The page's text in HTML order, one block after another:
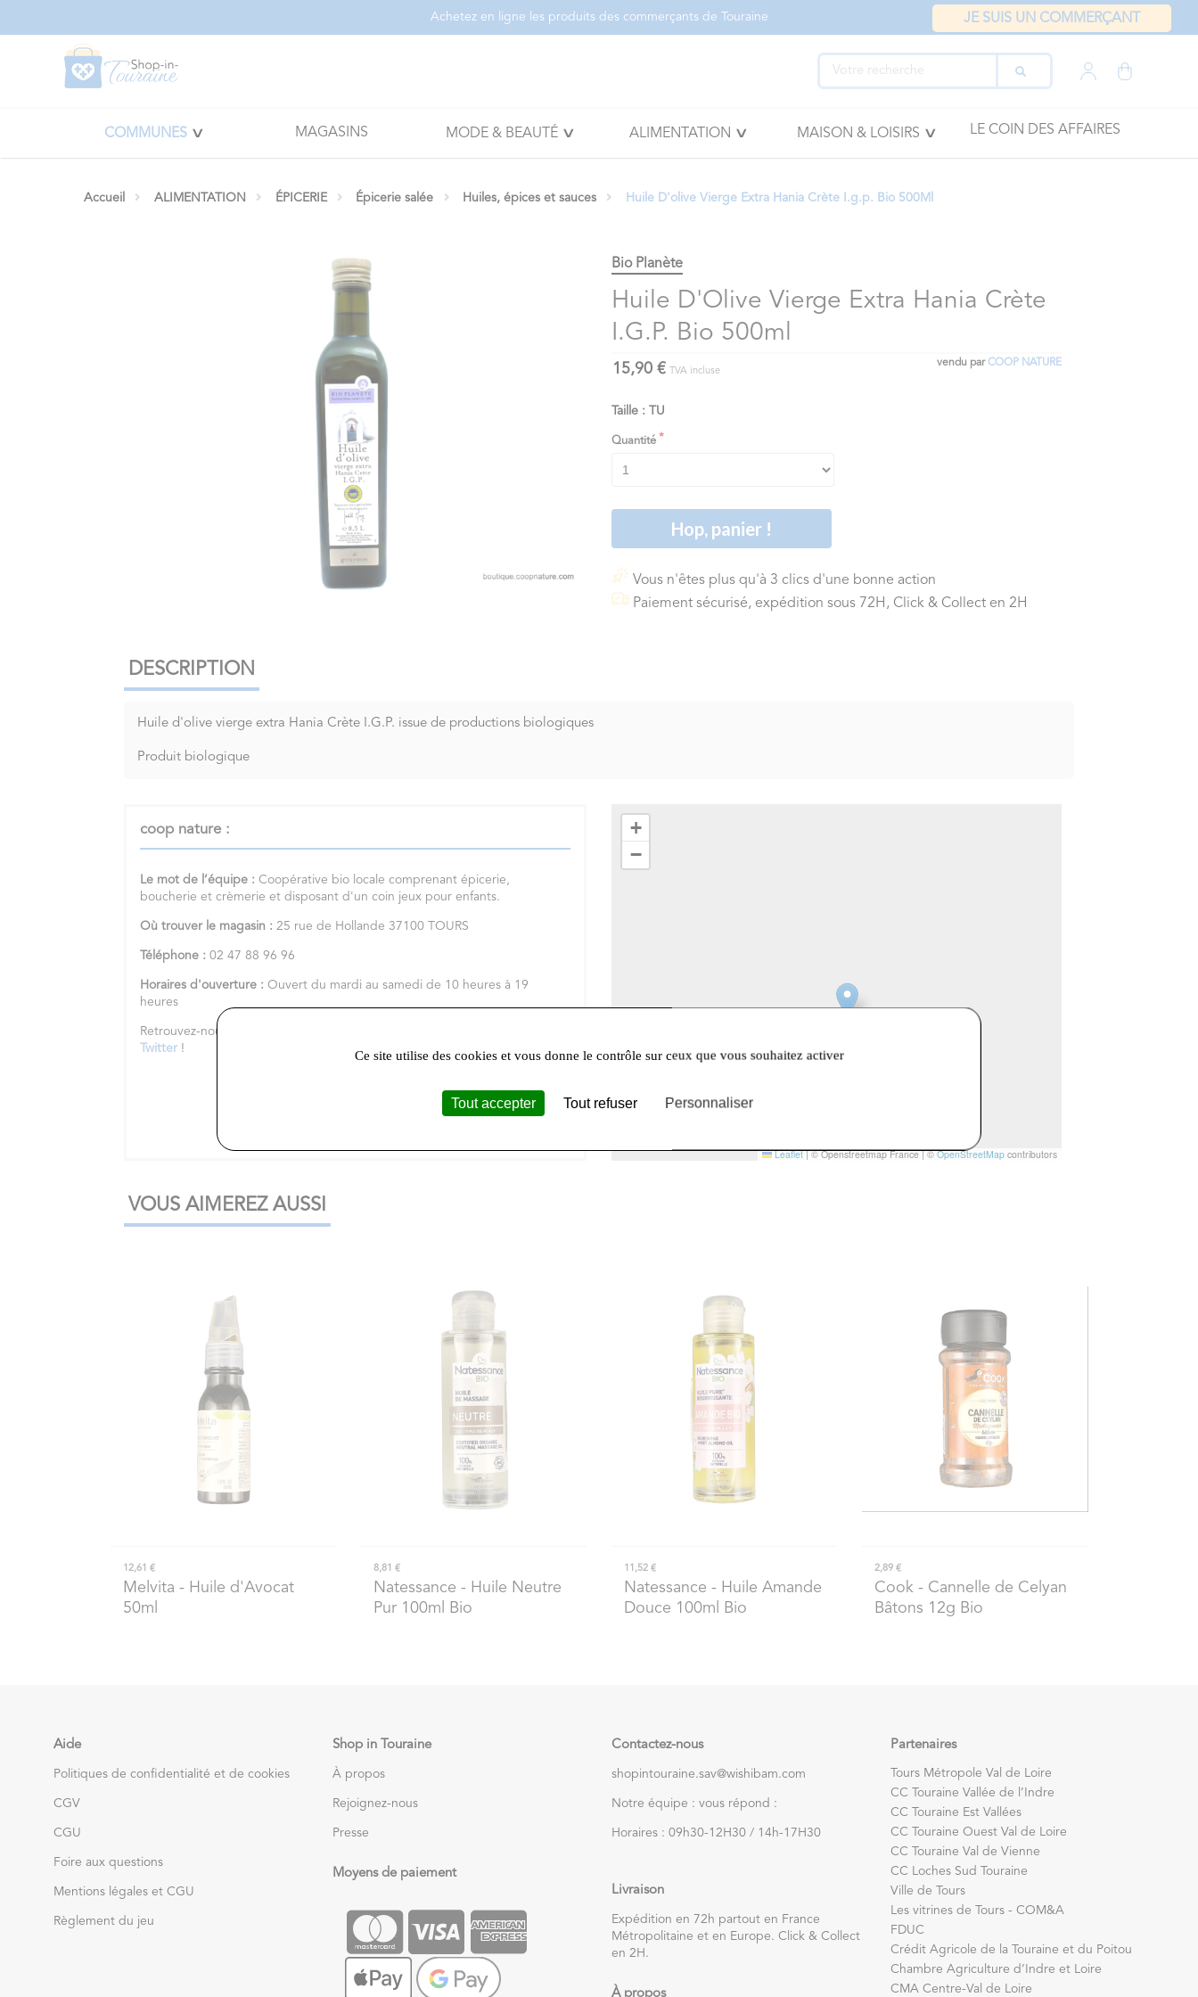
Achetez en ligne les produits des commerçants de Touraine JE SUIS UN COMMERÇANT
COMMUNES MAGASINS MODE & BEAUTÉ ALIMENTATION MAISON & LOISIRS LE COIN DES AFFAIRES
Accueil ALIMENTATION ÉPICERIE Épicerie salée Huiles, épices et sauces Huile D'olive Vierge Extra Hania Crète I.g.p. Bio 500Ml
Bio Planète
Huile D'Olive Vierge Extra Hania Crète
I.G.P. Bio 500ml
vendu parCOOP NATURE
15,90 € TVA incluse
Taille : TU
Quantité
Hop, panier !
Vous n'êtes plus qu'à 3 clics d'une bonne action
Paiement sécurisé, expédition sous 72H, Click & Collect en 2H
DESCRIPTION
Huile d'olive vierge extra Hania Crète I.G.P. issue de productions biologiques
Produit biologique
coop nature :
Le mot de l’équipe :Coopérative bio locale comprenant épicerie,
boucherie et crèmerie et disposant d'un coin jeux pour enfants.
Où trouver le magasin :25 rue de Hollande 37100 TOURS
Téléphone :02 47 88 96 96
Horaires d'ouverture :Ouvert du mardi au samedi de 10 heures à 19
heures
Retrouvez-nous sur notre
Twitter !
+
−
Leaflet |© Openstreetmap France | ©OpenStreetMapcontributors
VOUS AIMEREZ AUSSI
12,61 €
Melvita - Huile d'Avocat
50ml
8,81 €
Natessance - Huile Neutre
Pur 100ml Bio
11,52 €
Natessance - Huile Amande
Douce 100ml Bio
2,89 €
Cook - Cannelle de Celyan
Bâtons 12g Bio
Aide
Politiques de confidentialité et de cookies
CGV
CGU
Foire aux questions
Mentions légales et CGU
Règlement du jeu
Shop in Touraine
À propos
Rejoignez-nous
Presse
Moyens de paiement
Contactez-nous
shopintouraine.sav@wishibam.com
Notre équipe : vous répond :
Horaires : 09h30-12H30 / 14h-17H30
Livraison
Expédition en 72h partout en France
Métropolitaine et en Europe. Click & Collect
en 2H.
À propos
Partenaires
Tours Métropole Val de Loire
CC Touraine Vallée de l’Indre
CC Touraine Est Vallées
CC Touraine Ouest Val de Loire
CC Touraine Val de Vienne
CC Loches Sud Touraine
Ville de Tours
Les vitrines de Tours - COM&A
FDUC
Crédit Agricole de la Touraine et du Poitou
Chambre Agriculture d’Indre et Loire
CMA Centre-Val de Loire
Ce site utilise des cookies et vous donne le contrôle sur ceux que vous souhaitez activer
Tout accepter Tout refuser Personnaliser